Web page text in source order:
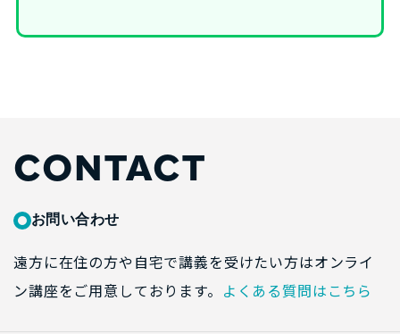
CONTACT
お問い合わせ
遠方に在住の方や自宅で講義を受けたい方はオンライ
ン講座をご用意しております。 よくある質問はこちら